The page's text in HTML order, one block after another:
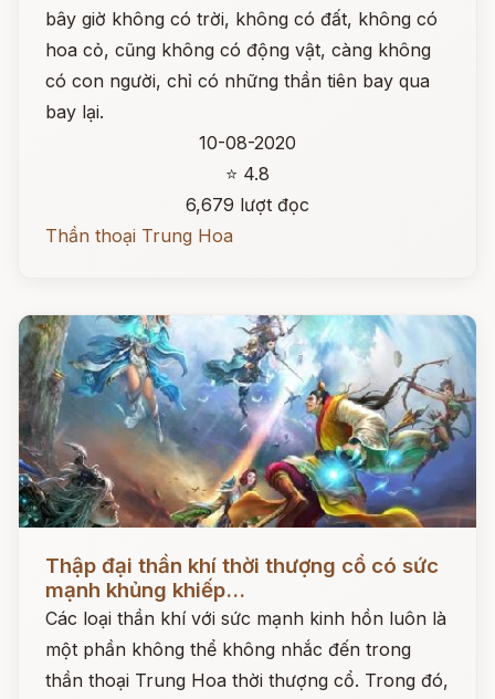
bây giờ không có trời, không có đất, không có
hoa cỏ, cũng không có động vật, càng không
có con người, chỉ có những thần tiên bay qua
bay lại.
10-08-2020
⭐ 4.8
6,679 lượt đọc
Thần thoại Trung Hoa
Thập đại thần khí thời thượng cổ có sức
mạnh khủng khiếp...
Các loại thần khí với sức mạnh kinh hồn luôn là
một phần không thể không nhắc đến trong
thần thoại Trung Hoa thời thượng cổ. Trong đó,